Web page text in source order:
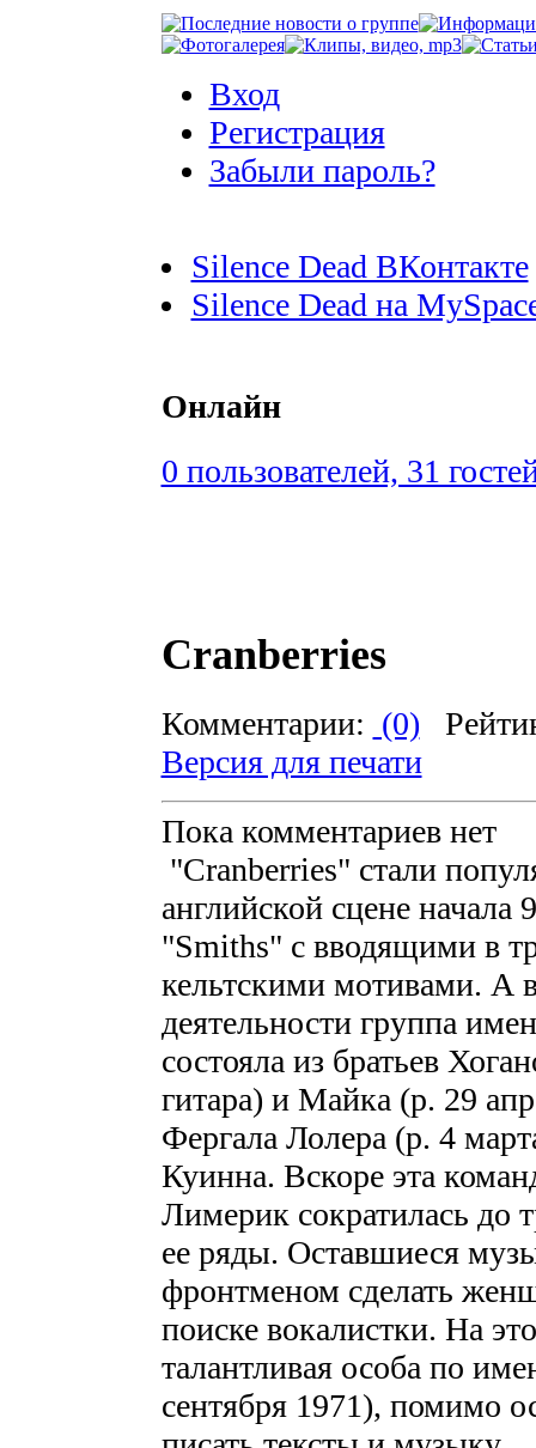
Вход
Регистрация
Забыли пароль?
Silence Dead ВКонтакте
Silence Dead на
Онлайн
0 пользователей, 31
Cranberries
Комментарии: (0)
Версия для печати
Пока комментариев нет
"Cranberries" стали
английской сцене
"Smiths" с вводящими в
кельтскими мотивами. А
деятельности группа
состояла из братьев
гитара) и Майка (р. 29
Фергала Лолера (р. 4
Куинна. Вскоре эта
Лимерик сократилась до
ее ряды. Оставшиеся
фронтменом сделать
поиске вокалистки. На
талантливая особа по
сентября 1971), помимо